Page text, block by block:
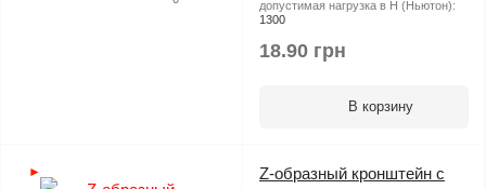
допустимая нагрузка в Н (Ньютон):
1300
18.90 грн
В корзину
►
Z-образный кронштейн с